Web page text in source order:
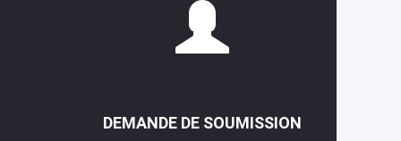
DEMANDE DE SOUMISSION